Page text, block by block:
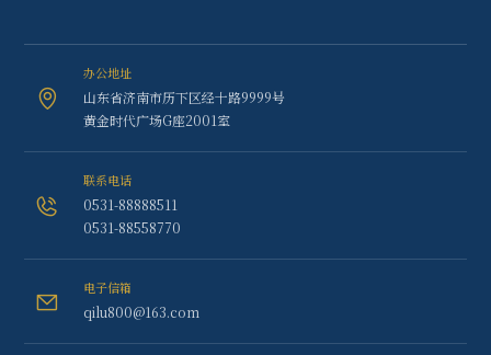
办公地址
山东省济南市历下区经十路9999号
黄金时代广场G座2001室
联系电话
0531-88888511
0531-88558770
电子信箱
qilu800@163.com